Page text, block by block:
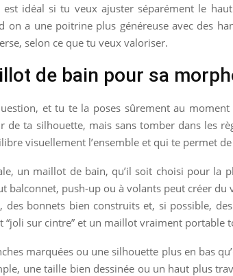
est idéal si tu veux ajuster séparément le
on a une poitrine plus généreuse avec des
selon ce que tu veux valoriser.
de bain pour sa
et tu te la poses sûrement au
de ta silhouette, mais sans tomber dans les
visuellement l’ensemble et qui te permet
un maillot de bain, qu’il soit choisi pour la
balconnet, push-up ou à volants peut créer
des bonnets bien construits et, si possible,
“joli sur cintre” et un maillot vraiment portable
marquées ou une silhouette plus en bas
une taille bien dessinée ou un haut plus